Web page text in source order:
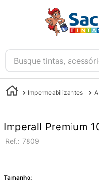
Busque tintas, acessórios
Impermeabilizantes
Imperall Premium
: 7809
Tamanho: